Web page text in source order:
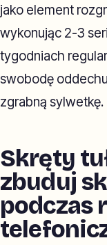
jako element
wykonując 2-3
tygodniach
swobodę
zgrabną sylwetkę.
Skręty
zbuduj
podczas